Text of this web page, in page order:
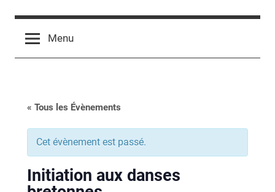
Cercle
celtique
Rennes
Menu
« Tous les Évènements
Cet évènement est passé.
Initiation aux danses